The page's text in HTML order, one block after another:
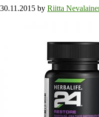
30.11.2015 by Riitta